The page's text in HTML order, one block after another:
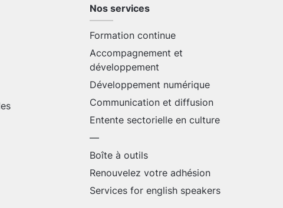
Nos services
Formation continue
Accompagnement et
développement
Développement numérique
Communication et diffusion
Entente sectorielle en culture
—
Boîte à outils
Renouvelez votre adhésion
Services for english speakers